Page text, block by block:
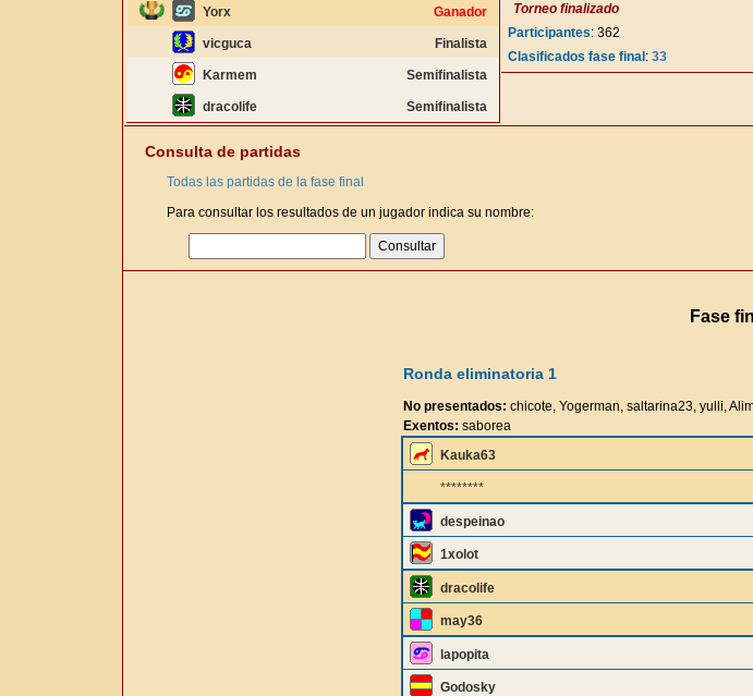
Yorx Ganador
vicguca Finalista
Karmem Semifinalista
dracolife Semifinalista
Torneo finalizado
Participantes: 362
Clasificados fase final : 33
Consulta de partidas
Todas las partidas de la fase final
Para consultar los resultados de un jugador indica su nombre:
Fase
Ronda eliminatoria 1
No presentados: chicote, Yogerman, saltarina23, yulli,
Exentos: saborea
Kauka63
********
despeinao
1xolot
dracolife
may36
lapopita
Godosky